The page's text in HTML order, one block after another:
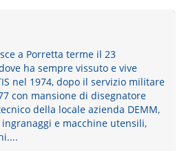
a Porretta terme il 23
ha sempre vissuto e vive
nel 1974, dopo il servizio militare
con mansione di disegnatore
della locale azienda DEMM,
e macchine utensili,